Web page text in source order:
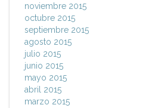
noviembre 2015
octubre 2015
septiembre 2015
agosto 2015
julio 2015
junio 2015
mayo 2015
abril 2015
marzo 2015